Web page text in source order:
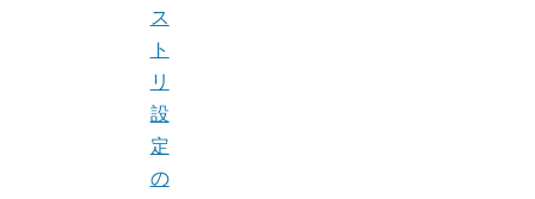
ス
ト
リ
設
定
の